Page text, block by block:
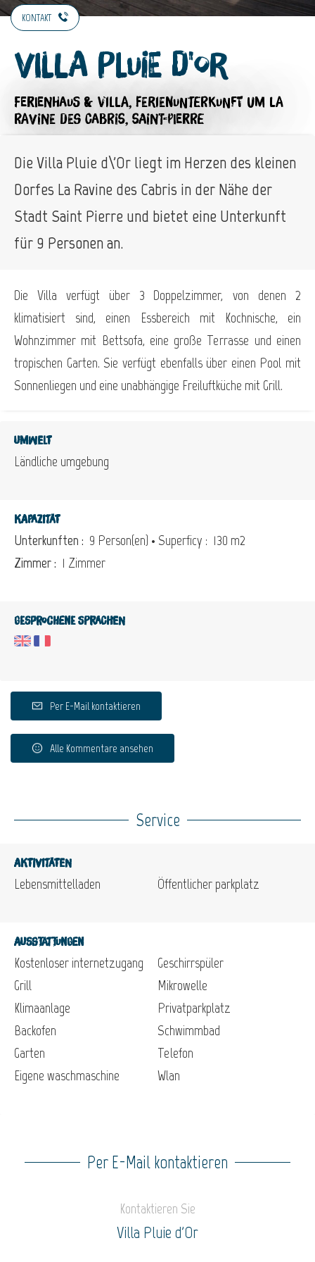
KONTAKT
Villa Pluie d'Or
FERIENHAUS & VILLA, FERIENUNTERKUNFT UM LA
RAVINE DES CABRIS, SAINT-PIERRE
Die Villa Pluie d\'Or liegt im Herzen des kleinen
Dorfes La Ravine des Cabris in der Nähe der
Stadt Saint Pierre und bietet eine Unterkunft
für 9 Personen an.
Die Villa verfügt über 3 Doppelzimmer, von denen 2
klimatisiert sind, einen Essbereich mit Kochnische, ein
Wohnzimmer mit Bettsofa, eine große Terrasse und einen
tropischen Garten. Sie verfügt ebenfalls über einen Pool mit
Sonnenliegen und eine unabhängige Freiluftküche mit Grill.
Umwelt
Ländliche umgebung
Kapazität
Unterkunften : 9 Person(en) • Superficy : 130 m2
Zimmer : 1 Zimmer
Gesprochene Sprachen
Per E-Mail kontaktieren
Alle Kommentare ansehen
Service
Aktivitäten
Lebensmittelladen Öffentlicher parkplatz
Ausstattungen
Kostenloser internetzugang
Grill
Klimaanlage
Backofen
Garten
Eigene waschmaschine
Geschirrspüler
Mikrowelle
Privatparkplatz
Schwimmbad
Telefon
Wlan
Per E-Mail kontaktieren
Kontaktieren Sie
Villa Pluie d'Or